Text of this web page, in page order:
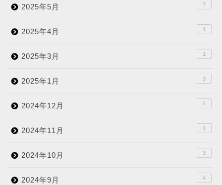
2025年5月 7
2025年4月 1
2025年3月 1
2025年1月 3
2024年12月 4
2024年11月 1
2024年10月 3
2024年9月 4